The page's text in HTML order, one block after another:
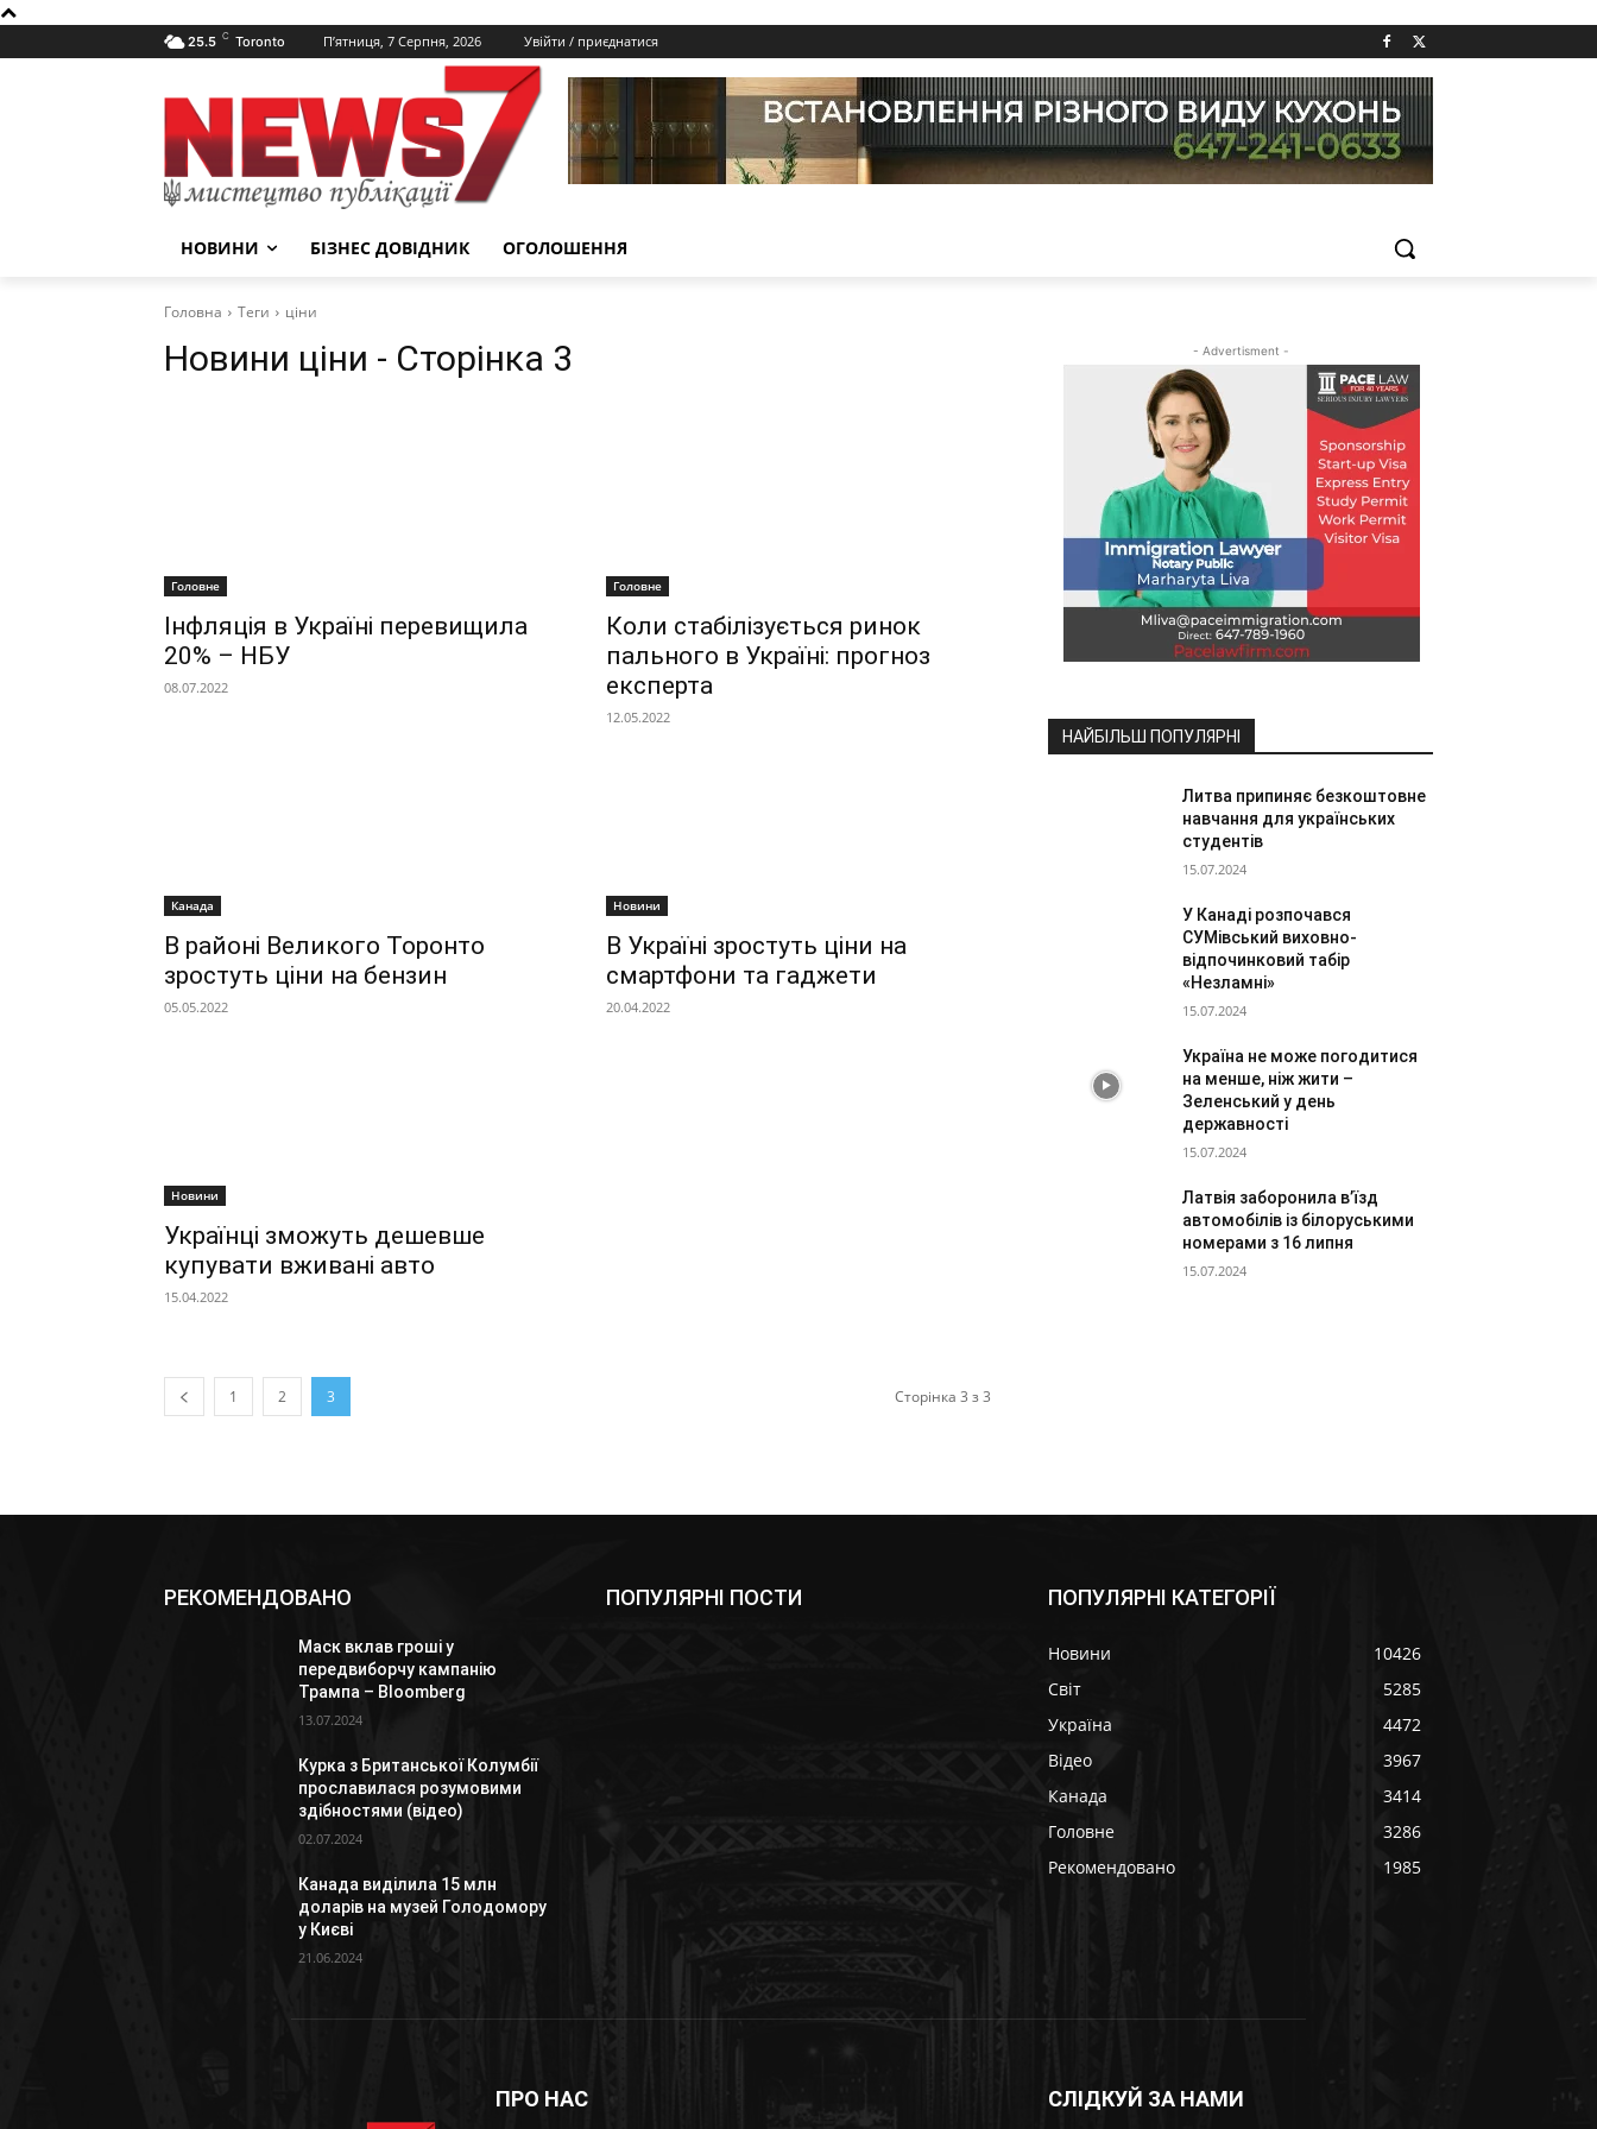
25.5 C Toronto П’ятниця, 7 Серпня, 2026 Увійти / приєднатися
НОВИНИ БІЗНЕС ДОВІДНИК ОГОЛОШЕННЯ
Головна Теги ціни
Новини ціни - Сторінка 3
Головне
Інфляція в Україні перевищила
20% – НБУ
08.07.2022
Головне
Коли стабілізується ринок
пального в Україні: прогноз
експерта
12.05.2022
Канада
В районі Великого Торонто
зростуть ціни на бензин
05.05.2022
Новини
В Україні зростуть ціни на
смартфони та гаджети
20.04.2022
Новини
Українці зможуть дешевше
купувати вживані авто
15.04.2022
1 2 3 Сторінка 3 з 3
- Advertisment -
НАЙБІЛЬШ ПОПУЛЯРНІ
Литва припиняє безкоштовне
навчання для українських
студентів
15.07.2024
У Канаді розпочався
СУМівський виховно-
відпочинковий табір
«Незламні»
15.07.2024
Україна не може погодитися
на менше, ніж жити –
Зеленський у день
державності
15.07.2024
Латвія заборонила в’їзд
автомобілів із білоруськими
номерами з 16 липня
15.07.2024
РЕКОМЕНДОВАНО
Маск вклав гроші у
передвиборчу кампанію
Трампа – Bloomberg
13.07.2024
Курка з Британської Колумбії
прославилася розумовими
здібностями (відео)
02.07.2024
Канада виділила 15 млн
доларів на музей Голодомору
у Києві
21.06.2024
ПОПУЛЯРНІ ПОСТИ ПОПУЛЯРНІ КАТЕГОРІЇ
Новини
10426
Світ
5285
Україна
4472
Відео
3967
Канада
3414
Головне
3286
Рекомендовано
1985
ПРО НАС СЛІДКУЙ ЗА НАМИ